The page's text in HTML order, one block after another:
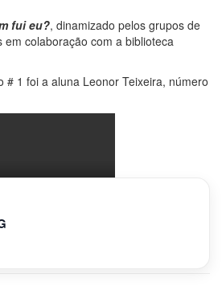
fui eu?, dinamizado pelos grupos de
em colaboração com a biblioteca
# 1 foi a aluna Leonor Teixeira, número
do Concurso